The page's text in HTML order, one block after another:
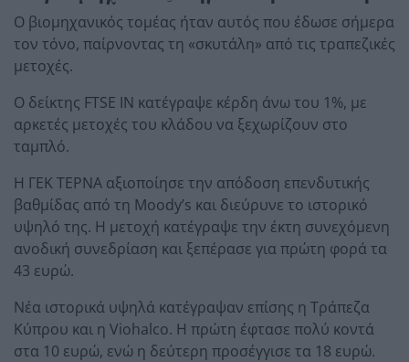
Ο βιομηχανικός τομέας ήταν αυτός που έδωσε σήμερα
τον τόνο, παίρνοντας τη «σκυτάλη» από τις τραπεζικές
μετοχές.
Ο δείκτης FTSE IN κατέγραψε κέρδη άνω του 1%, με
αρκετές μετοχές του κλάδου να ξεχωρίζουν στο
ταμπλό.
Η ΓΕΚ ΤΕΡΝΑ αξιοποίησε την απόδοση επενδυτικής
βαθμίδας από τη Moody’s και διεύρυνε το ιστορικό
υψηλό της. Η μετοχή κατέγραψε την έκτη συνεχόμενη
ανοδική συνεδρίαση και ξεπέρασε για πρώτη φορά τα
43 ευρώ.
Νέα ιστορικά υψηλά κατέγραψαν επίσης η Τράπεζα
Κύπρου και η Viohalco. Η πρώτη έφτασε πολύ κοντά
στα 10 ευρώ, ενώ η δεύτερη προσέγγισε τα 18 ευρώ.